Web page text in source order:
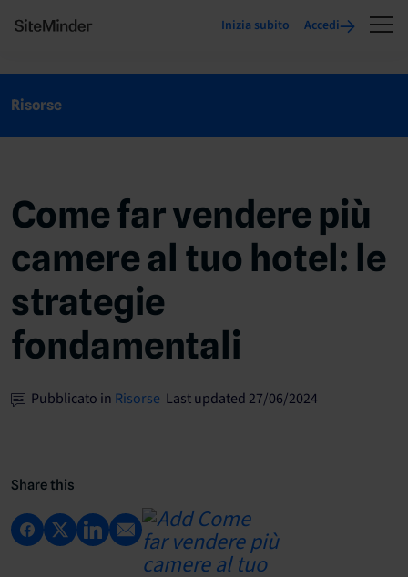
Inizia subito Accedi
Risorse
Come far vendere più
camere al tuo hotel: le
strategie
fondamentali
Pubblicato in Risorse Last updated 27/06/2024
Share this